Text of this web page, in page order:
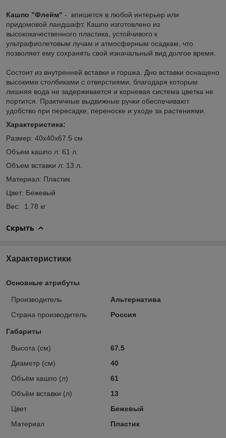
Кашпо "Флейм" - впишется в любой интерьер или
придомовой ландшафт. Кашпо изготовлено из
высококачественного пластика, устойчивого к
ультрафиолетовым лучам и атмосферным осадкам, что
позволяет ему сохранять свой изначальный вид долгое время.
Состоит из внутренней вставки и горшка. Дно вставки оснащено
высокими столбиками с отверстиями, благодаря которым
лишняя вода не задерживается и корневая система цветка не
портится. Практичные выдвижные ручки обеспечивают
удобство при пересадке, переноске и уходе за растениями.
Характеристика:
Размер: 40х40х67.5 см
Объем кашпо л: 61 л.
Объем вставки л: 13 л.
Материал: Пластик
Цвет: Бежевый
Вес: 1.78 кг
Скрыть
Характеристики
Основные атрибуты
Производитель
Альтернатива
Страна производитель
Россия
Габариты
Высота (см)
67.5
Диаметр (см)
40
Объём кашпо (л)
61
Объём вставки (л)
13
Цвет
Бежевый
Материал
Пластик